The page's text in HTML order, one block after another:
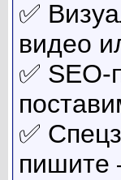
✅
видео
✅
✅
пишите